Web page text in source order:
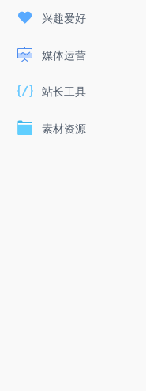
兴趣爱好
媒体运营
站长工具
素材资源